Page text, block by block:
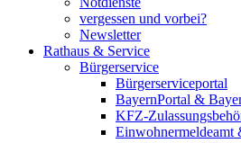
vergessen und vorbei?
Newsletter
Rathaus & Service
Bürgerservice
Bürgerserviceportal
BayernPortal &
KFZ-
Einwohnermeldeamt